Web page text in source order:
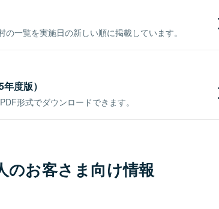
一覧を実施日の新しい順に掲載しています。
度版）
形式でダウンロードできます。
のお客さま向け情報